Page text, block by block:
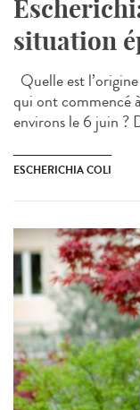
situation
Quelle est
qui ont commencé
environs le 6 juin ?
ESCHERICHIA COLI